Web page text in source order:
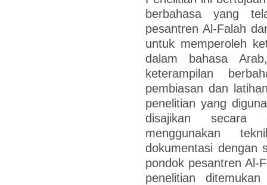
berbahasa yang
pesantren Al-Falah
untuk memperoleh
dalam bahasa
keterampilan
pembiasan dan
penelitian yang
disajikan secara
menggunakan
dokumentasi dengan
pondok pesantren Al-
penelitian